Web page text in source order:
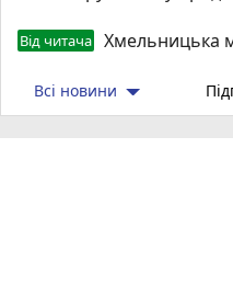
Від читача Хмельницька
Всі новини